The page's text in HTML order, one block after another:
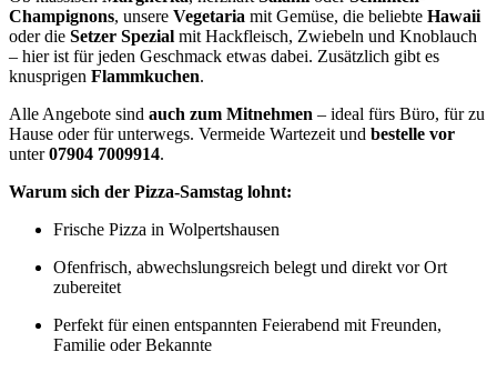
Champignons, unsere Vegetaria mit Gemüse, die beliebte Hawaii
oder die Setzer Spezial mit Hackfleisch, Zwiebeln und Knoblauch
– hier ist für jeden Geschmack etwas dabei. Zusätzlich gibt es
knusprigen Flammkuchen.
Alle Angebote sind auch zum Mitnehmen – ideal fürs Büro, für zu
Hause oder für unterwegs. Vermeide Wartezeit und bestelle vor
unter07904 7009914.
Warum sich der Pizza-Samstag lohnt:
Frische Pizza in Wolpertshausen
Ofenfrisch, abwechslungsreich belegt und direkt vor Ort
zubereitet
Perfekt für einen entspannten Feierabend mit Freunden,
Familie oder Bekannte